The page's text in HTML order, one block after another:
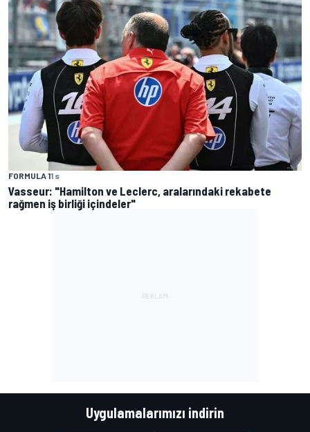
FORMULA 11 s
Vasseur: "Hamilton ve Leclerc, aralarındaki rekabete
rağmen iş birliği içindeler"
Uygulamalarımızı indirin